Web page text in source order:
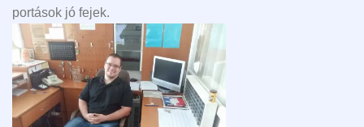
portások jó fejek.